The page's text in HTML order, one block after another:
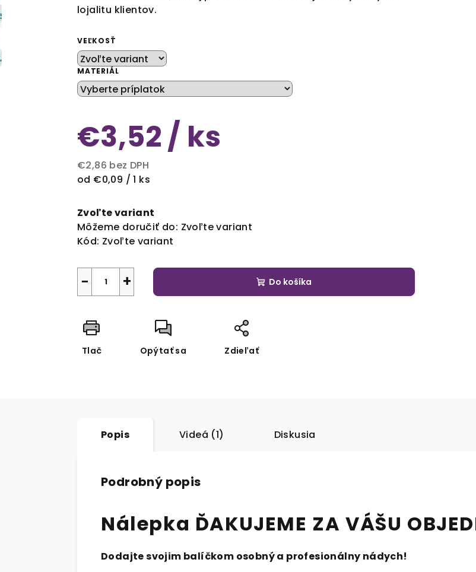
lojalitu klientov.
VEĽKOSŤ
MATERIÁL
€3,52/ ks
€2,86 bez DPH
Jednotková
od €0,09 / 1 ks
Zvoľte variant
Môžeme doručiť do: Zvoľte variant
Kód: Zvoľte variant
+
− Do košíka
Tlač Opýtať sa Zdieľať
Popis Videá (1) Diskusia
Podrobný popis
Nálepka ĎAKUJEME ZA VÁŠU
Dodajte svojim balíčkom osobný a profesionálny nádych!